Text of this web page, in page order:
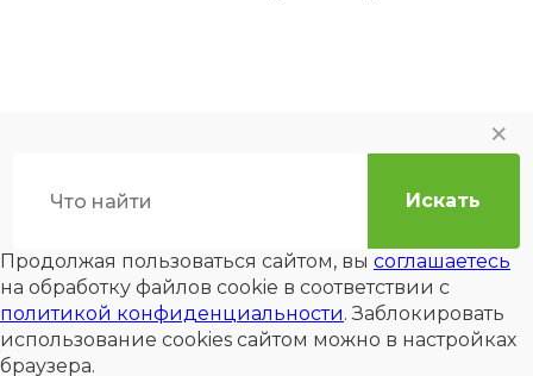
Продолжая пользоваться сайтом, вы соглашаетесь
на обработку файлов cookie в соответствии с
политикой конфиденциальности. Заблокировать
использование cookies сайтом можно в настройках
браузера.